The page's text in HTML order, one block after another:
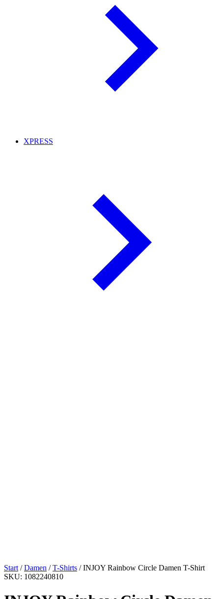
XPRESS
Start /Damen /T-Shirts / INJOY Rainbow Circle Damen T-Shirt
SKU: 1082240810